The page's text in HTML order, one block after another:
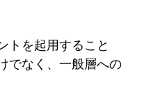
トを起用すること
でなく、一般層への